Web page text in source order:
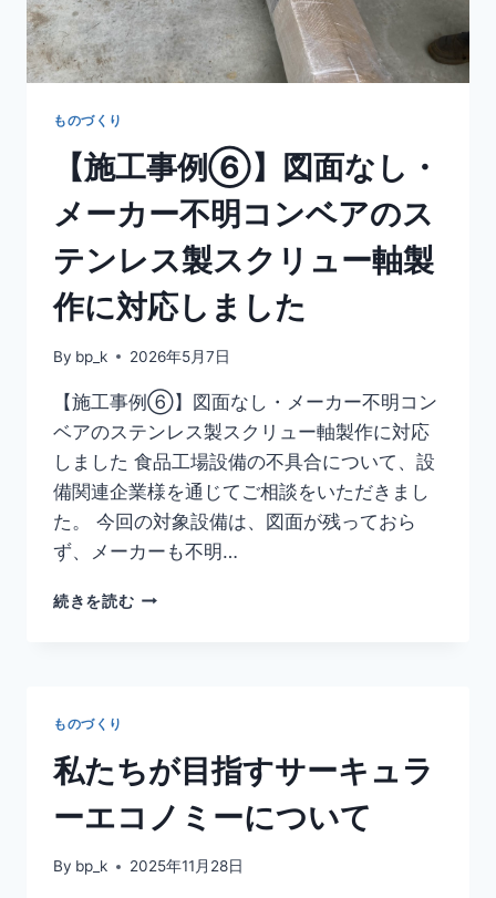
ものづくり
【施工事例⑥】図面なし・
メーカー不明コンベアのス
テンレス製スクリュー軸製
作に対応しました
By bp_k 2026年5月7日
【施工事例⑥】図面なし・メーカー不明コン
ベアのステンレス製スクリュー軸製作に対応
しました 食品工場設備の不具合について、設
備関連企業様を通じてご相談をいただきまし
た。 今回の対象設備は、図面が残っておら
ず、メーカーも不明…
続きを読む
ものづくり
私たちが目指すサーキュラ
ーエコノミーについて
By bp_k 2025年11月28日